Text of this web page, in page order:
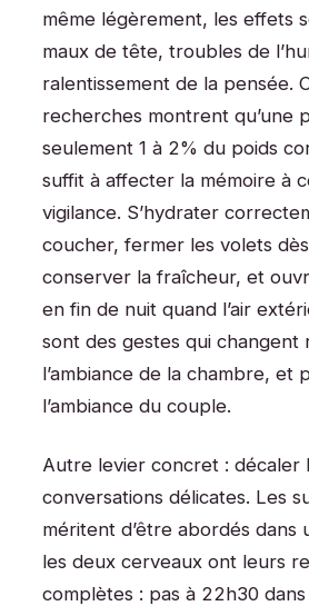
même légèrement, les effets
maux de tête, troubles de
ralentissement de la pensée.
recherches montrent qu’une
seulement 1 à 2% du poids
suffit à affecter la mémoire à
vigilance. S’hydrater
coucher, fermer les volets
conserver la fraîcheur, et
en fin de nuit quand l’air
sont des gestes qui changent
l’ambiance de la chambre, et
l’ambiance du couple.
Autre levier concret : décaler
conversations délicates. Les
méritent d’être abordés dans
les deux cerveaux ont leurs
complètes : pas à 22h30